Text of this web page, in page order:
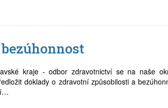
kraje - odbor zdravotnictví se na naše
doklady o zdravotní způsobilosti a